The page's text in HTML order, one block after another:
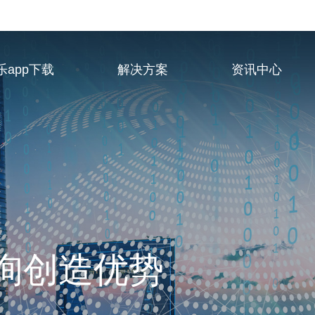
app下载 解决方案 资讯中心
服务供应商